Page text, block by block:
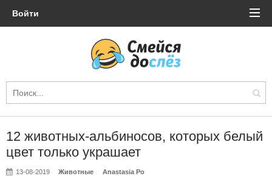
Войти
12 животных-альбиносов, которых белый
цвет только украшает
13-08-2019 Животные Anastasia Po